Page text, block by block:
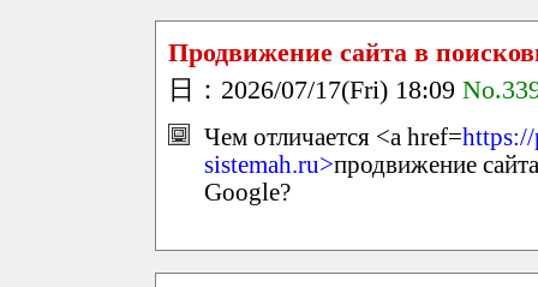
Продвижение сайта в
日：2026/07/17(Fri) 18:09
Чем отличается <a href=
sistemah.ru>продвижение
Google?